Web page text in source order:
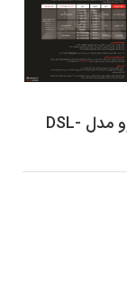
تلویزیون 55 اینچ ال ای دی هوشمند دوو مدل DSL-